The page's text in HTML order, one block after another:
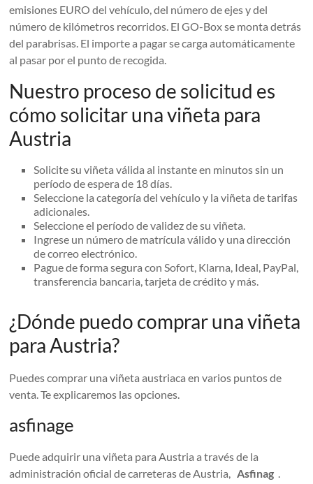
emisiones EURO del vehículo, del número de ejes y del
número de kilómetros recorridos. El GO-Box se monta detrás
del parabrisas. El importe a pagar se carga automáticamente
al pasar por el punto de recogida.
Nuestro proceso de solicitud es
cómo solicitar una viñeta para
Austria
Solicite su viñeta válida al instante en minutos sin un
período de espera de 18 días.
Seleccione la categoría del vehículo y la viñeta de tarifas
adicionales.
Seleccione el período de validez de su viñeta.
Ingrese un número de matrícula válido y una dirección
de correo electrónico.
Pague de forma segura con Sofort, Klarna, Ideal, PayPal,
transferencia bancaria, tarjeta de crédito y más.
¿Dónde puedo comprar una viñeta
para Austria?
Puedes comprar una viñeta austriaca en varios puntos de
venta. Te explicaremos las opciones.
asfinage
Puede adquirir una viñeta para Austria a través de la
administración oficial de carreteras de Austria,Asfinag .